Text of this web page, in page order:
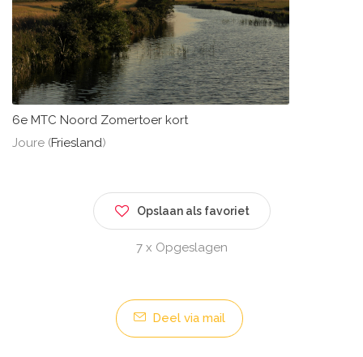
6e MTC Noord Zomertoer kort
Joure (Friesland)
Opslaan als favoriet
7 x Opgeslagen
Deel via mail